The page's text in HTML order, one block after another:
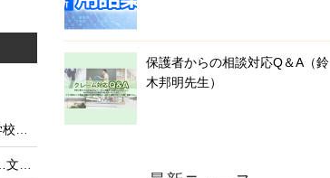
東京都、2027年度使用教科書を採択…小・中学校は前年度と同一
令和8年熊本地震、学校再開へ安全確保を通知…文科省
保護者からの相談対応Q＆A（鈴
木邦明先生）